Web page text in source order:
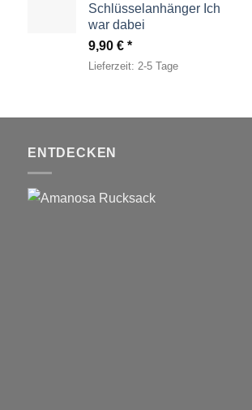
Schlüsselanhänger Ich
war dabei
9,90 €
Lieferzeit: 2-5 Tage
ENTDECKEN